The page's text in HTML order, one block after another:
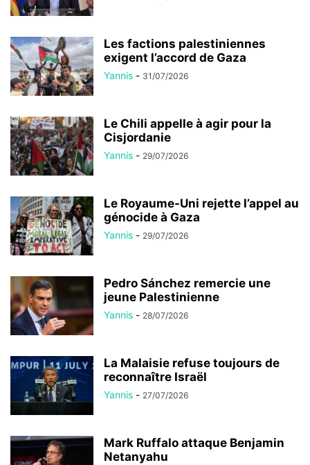
Les factions palestiniennes
exigent l’accord de Gaza
Yannis - 31/07/2026
Le Chili appelle à agir pour la
Cisjordanie
Yannis - 29/07/2026
Le Royaume-Uni rejette l’appel au
génocide à Gaza
Yannis - 29/07/2026
Pedro Sánchez remercie une
jeune Palestinienne
Yannis - 28/07/2026
La Malaisie refuse toujours de
reconnaître Israël
Yannis - 27/07/2026
Mark Ruffalo attaque Benjamin
Netanyahu